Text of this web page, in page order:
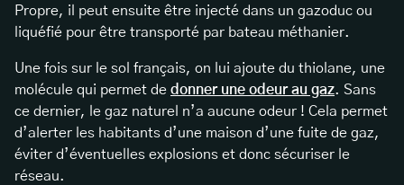
Propre, il peut ensuite être injecté dans un gazoduc ou
liquéfié pour être transporté par bateau méthanier.
Une fois sur le sol français, on lui ajoute du thiolane, une
molécule qui permet de donner une odeur au gaz. Sans
ce dernier, le gaz naturel n’a aucune odeur ! Cela permet
d’alerter les habitants d’une maison d’une fuite de gaz,
éviter d’éventuelles explosions et donc sécuriser le
réseau.